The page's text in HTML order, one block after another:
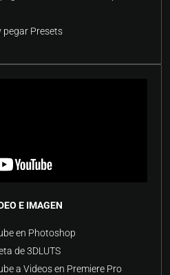
pegar Presets
E IMAGEN
en Photoshop
de 3DLUTS
a Videos en Premiere Pro